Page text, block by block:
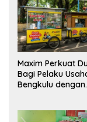
Maxim Perkuat
Bagi Pelaku
Bengkulu dengan
Pasar